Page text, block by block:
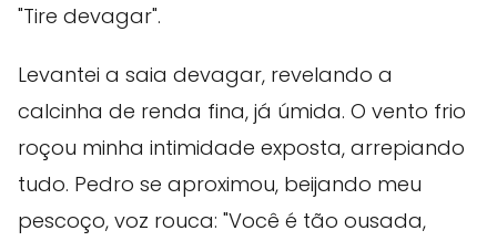
"Tire devagar".
Levantei a saia devagar, revelando a
calcinha de renda fina, já úmida. O vento frio
roçou minha intimidade exposta, arrepiando
tudo. Pedro se aproximou, beijando meu
pescoço, voz rouca: "Você é tão ousada,